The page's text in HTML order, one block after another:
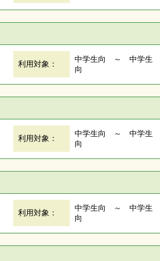
利用対象：
中学生向 ～ 中学生
向
利用対象：
中学生向 ～ 中学生
向
利用対象：
中学生向 ～ 中学生
向